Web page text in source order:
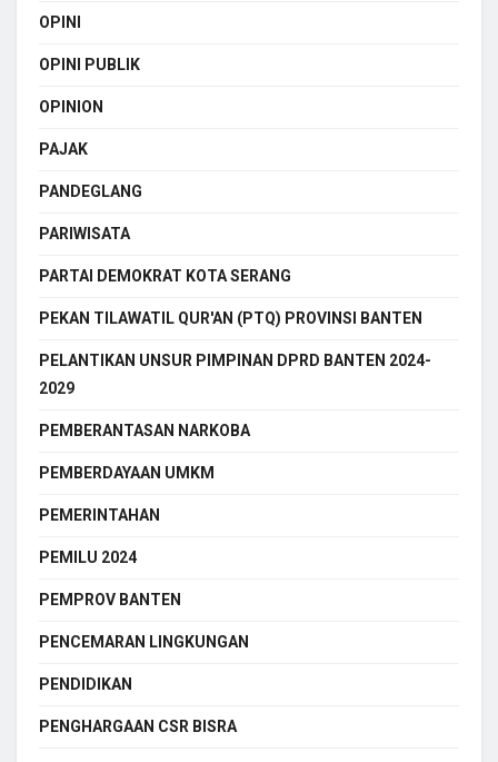
OPINI
OPINI PUBLIK
OPINION
PAJAK
PANDEGLANG
PARIWISATA
PARTAI DEMOKRAT KOTA SERANG
PEKAN TILAWATIL QUR'AN (PTQ) PROVINSI BANTEN
PELANTIKAN UNSUR PIMPINAN DPRD BANTEN 2024-
2029
PEMBERANTASAN NARKOBA
PEMBERDAYAAN UMKM
PEMERINTAHAN
PEMILU 2024
PEMPROV BANTEN
PENCEMARAN LINGKUNGAN
PENDIDIKAN
PENGHARGAAN CSR BISRA